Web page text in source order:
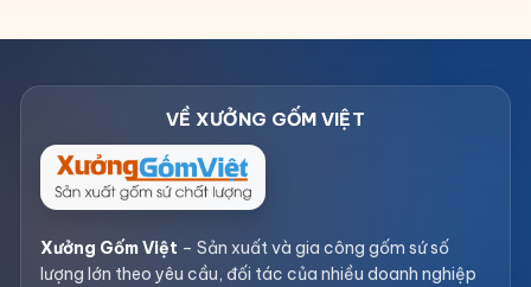
Xưởng Gốm Việt – Sản xuất và gia công gốm sứ số
lượng lớn theo yêu cầu, đối tác của nhiều doanh nghiệp